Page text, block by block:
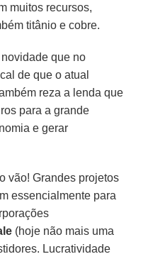
muitos recursos,
titânio e cobre.
que no
de que o atual
reza a lenda que
para a grande
e gerar
vão! Grandes projetos
essencialmente para
(hoje não mais uma
Lucratividade